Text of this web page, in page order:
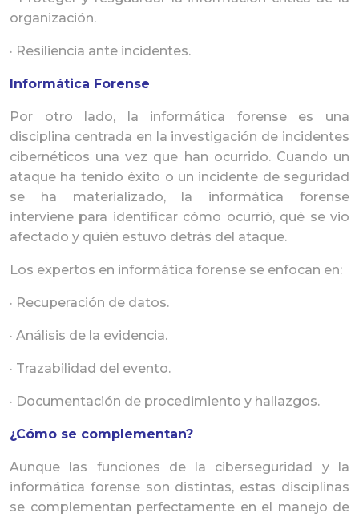
organización.
· Resiliencia ante incidentes.
Informática Forense
Por otro lado, la informática forense es una
disciplina centrada en la investigación de incidentes
cibernéticos una vez que han ocurrido. Cuando un
ataque ha tenido éxito o un incidente de seguridad
se ha materializado, la informática forense
interviene para identificar cómo ocurrió, qué se vio
afectado y quién estuvo detrás del ataque.
Los expertos en informática forense se enfocan en:
· Recuperación de datos.
· Análisis de la evidencia.
· Trazabilidad del evento.
· Documentación de procedimiento y hallazgos.
¿Cómo se complementan?
Aunque las funciones de la ciberseguridad y la
informática forense son distintas, estas disciplinas
se complementan perfectamente en el manejo de